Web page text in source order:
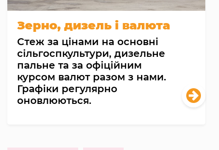
Зерно, дизель і валюта
Cтеж за цінами на основні
сільгоспкультури, дизельне
пальне та за офіційним
курсом валют разом з нами.
Графіки регулярно
оновлюються.